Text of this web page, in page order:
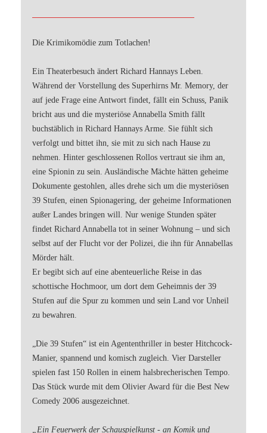
Die Krimikomödie zum Totlachen!
Ein Theaterbesuch ändert Richard Hannays Leben.
Während der Vorstellung des Superhirns Mr. Memory, der
auf jede Frage eine Antwort findet, fällt ein Schuss, Panik
bricht aus und die mysteriöse Annabella Smith fällt
buchstäblich in Richard Hannays Arme. Sie fühlt sich
verfolgt und bittet ihn, sie mit zu sich nach Hause zu
nehmen. Hinter geschlossenen Rollos vertraut sie ihm an,
eine Spionin zu sein. Ausländische Mächte hätten geheime
Dokumente gestohlen, alles drehe sich um die mysteriösen
39 Stufen, einen Spionagering, der geheime Informationen
außer Landes bringen will. Nur wenige Stunden später
findet Richard Annabella tot in seiner Wohnung – und sich
selbst auf der Flucht vor der Polizei, die ihn für Annabellas
Mörder hält.
Er begibt sich auf eine abenteuerliche Reise in das
schottische Hochmoor, um dort dem Geheimnis der 39
Stufen auf die Spur zu kommen und sein Land vor Unheil
zu bewahren.
„Die 39 Stufen“ ist ein Agententhriller in bester Hitchcock-
Manier, spannend und komisch zugleich. Vier Darsteller
spielen fast 150 Rollen in einem halsbrecherischen Tempo.
Das Stück wurde mit dem Olivier Award für die Best New
Comedy 2006 ausgezeichnet.
„Ein Feuerwerk der Schauspielkunst - an Komik und